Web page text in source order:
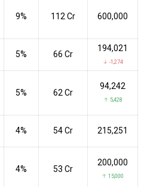
9% ₹112 Cr 600,000
5% ₹66 Cr
194,021
↓ -1,274
5% ₹62 Cr
94,242
↑ 5,428
4% ₹54 Cr 215,251
4% ₹53 Cr
200,000
↑ 15,000